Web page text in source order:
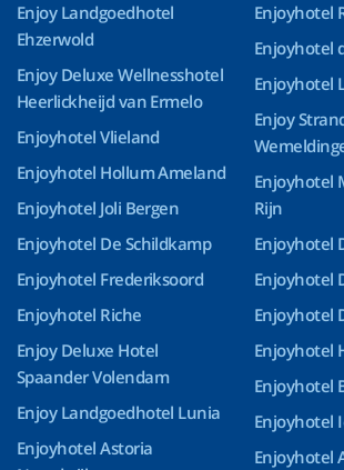
Enjoy Landgoedhotel
Ehzerwold
Enjoy Deluxe Wellnesshotel
Heerlickheijd van Ermelo
Enjoyhotel Vlieland
Enjoyhotel Hollum Ameland
Enjoyhotel Joli Bergen
Enjoyhotel De Schildkamp
Enjoyhotel Frederiksoord
Enjoyhotel Riche
Enjoy Deluxe Hotel
Spaander Volendam
Enjoy Landgoedhotel Lunia
Enjoyhotel Astoria
Enjoyhotel
Enjoyhotel
Enjoyhotel
Enjoy
Enjoyhotel
Rijn
Enjoyhotel
Enjoyhotel
Enjoyhotel
Enjoyhotel
Enjoyhotel
Enjoyhotel
Enjoyhotel